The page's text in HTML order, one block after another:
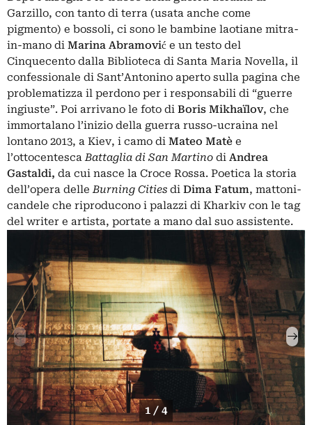
Garzillo, con tanto di terra (usata anche come
pigmento) e bossoli, ci sono le bambine laotiane mitra-
in-mano di Marina Abramović e un testo del
Cinquecento dalla Biblioteca di Santa Maria Novella, il
confessionale di Sant’Antonino aperto sulla pagina che
problematizza il perdono per i responsabili di “guerre
ingiuste”. Poi arrivano le foto di Boris Mikhaïlov, che
immortalano l’inizio della guerra russo-ucraina nel
lontano 2013, a Kiev, i camo di Mateo Matè e
l’ottocentescaBattaglia di San Martino di Andrea
Gastaldi, da cui nasce la Croce Rossa. Poetica la storia
dell’opera delleBurning Cities di Dima Fatum, mattoni-
candele che riproducono i palazzi di Kharkiv con le tag
del writer e artista, portate a mano dal suo assistente.
1 / 4